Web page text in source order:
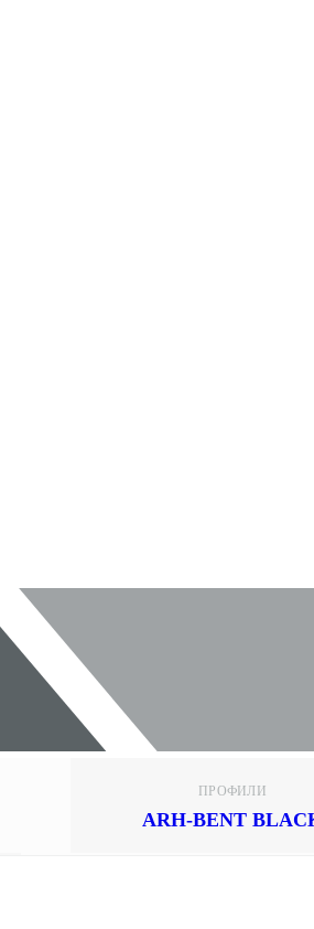
ПРОФИЛИ
ARH-BENT